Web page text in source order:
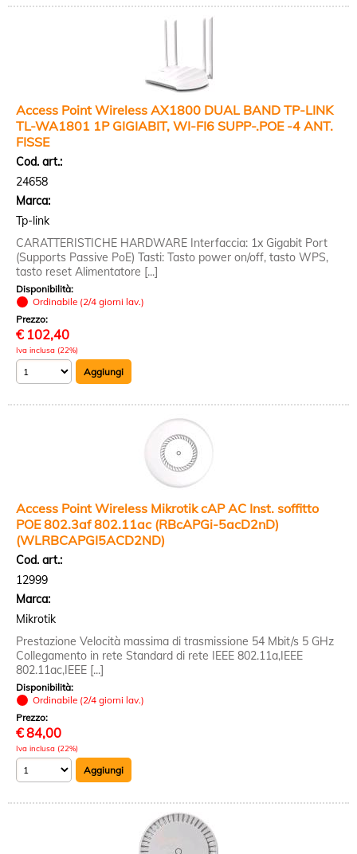
Access Point Wireless AX1800 DUAL BAND TP-LINK
TL-WA1801 1P GIGIABIT, WI-FI6 SUPP-.POE -4 ANT.
FISSE
Cod. art.:
24658
Marca:
Tp-link
CARATTERISTICHE HARDWARE Interfaccia: 1x Gigabit Port
(Supports Passive PoE) Tasti: Tasto power on/off, tasto WPS,
tasto reset Alimentatore [...]
Disponibilità:
Ordinabile (2/4 giorni lav.)
Prezzo:
€ 102,40
Iva inclusa (22%)
Access Point Wireless Mikrotik cAP AC Inst. soffitto
POE 802.3af 802.11ac (RBcAPGi-5acD2nD)
(WLRBCAPGI5ACD2ND)
Cod. art.:
12999
Marca:
Mikrotik
Prestazione Velocità massima di trasmissione 54 Mbit/s 5 GHz
Collegamento in rete Standard di rete IEEE 802.11a,IEEE
802.11ac,IEEE [...]
Disponibilità:
Ordinabile (2/4 giorni lav.)
Prezzo:
€84,00
Iva inclusa (22%)